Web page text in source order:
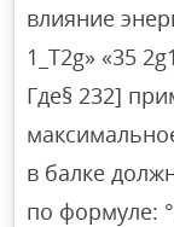
влияние
1_T2g» «35
Где§ 232]
в балке
по формуле: